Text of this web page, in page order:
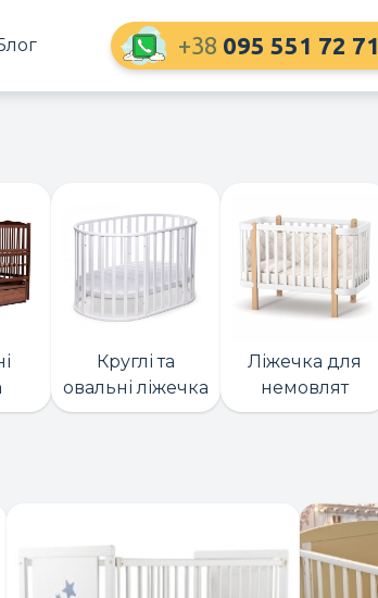
+38 095 551 72 71
Круглі та
овальні ліжечка
Ліжечка для
немовлят